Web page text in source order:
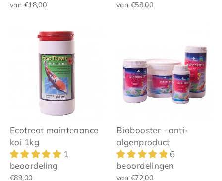
van €18,00 van €58,00
Ecotreat maintenance
koi 1kg
1
beoordeling
€89,00
Biobooster - anti-
algenproduct
6
beoordelingen
van €72,00